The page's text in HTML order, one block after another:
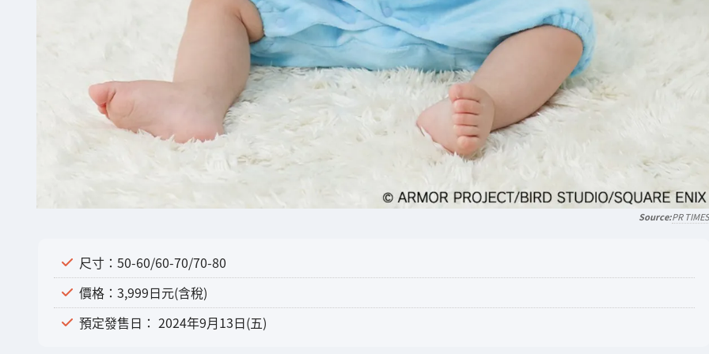
PR TIMES
尺寸：50-60/60-70/70-80
價格：3,999日元(含稅)
預定發售日： 2024年9月13日(五)